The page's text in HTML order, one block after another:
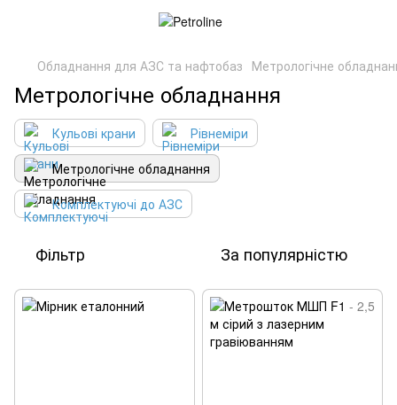
Обладнання для АЗС та нафтобаз Метрологічне
Метрологічне обладнання
Кульові крани
Рівнеміри
Метрологічне обладнання
Комплектуючі до АЗС
Фільтр За популярністю